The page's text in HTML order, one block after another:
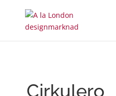
Cirkulero